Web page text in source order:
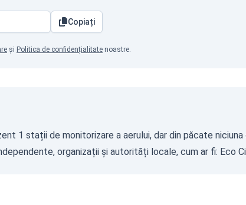
Copiați
și Politica de confidențialitate noastre.
1 stații de monitorizare a aerului, dar din păcate
organizații și autorități locale, cum ar fi: Eco